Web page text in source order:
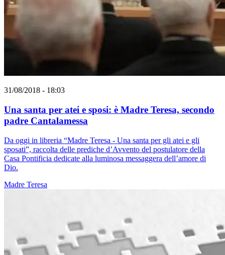
31/08/2018 - 18:03
Una santa per atei e sposi: è Madre Teresa, secondo
padre Cantalamessa
Da oggi in libreria “Madre Teresa - Una santa per gli atei e gli
sposati”, raccolta delle prediche d’Avvento del postulatore della
Casa Pontificia dedicate alla luminosa messaggera dell’amore di
Dio.
Madre Teresa